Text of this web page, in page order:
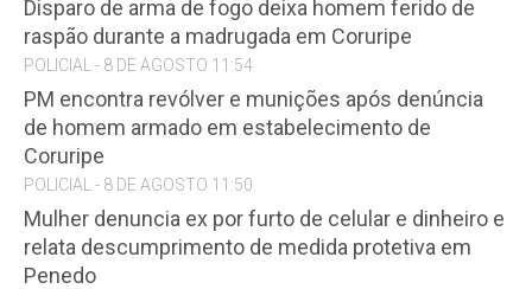
Disparo de arma de fogo deixa homem ferido de
raspão durante a madrugada em Coruripe
POLICIAL - 8 DE AGOSTO 11:54
PM encontra revólver e munições após denúncia
de homem armado em estabelecimento de
Coruripe
POLICIAL - 8 DE AGOSTO 11:50
Mulher denuncia ex por furto de celular e dinheiro e
relata descumprimento de medida protetiva em
Penedo